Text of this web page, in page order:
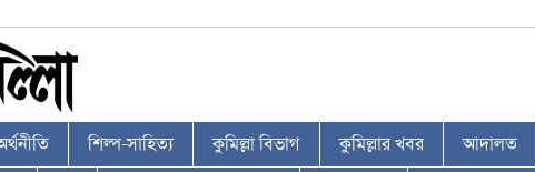
শিল্প-সাহিত্য কুমিল্লা বিভাগ কুমিল্লার খবর আদালত